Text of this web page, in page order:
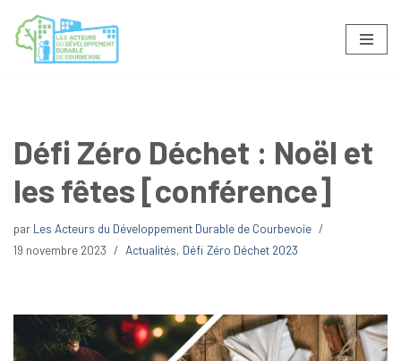
Aller
Défi Zéro Déchet : Noël et
les fêtes [conférence]
par Les Acteurs du Développement Durable de Courbevoie
19 novembre 2023
Actualités, Défi Zéro Déchet 2023